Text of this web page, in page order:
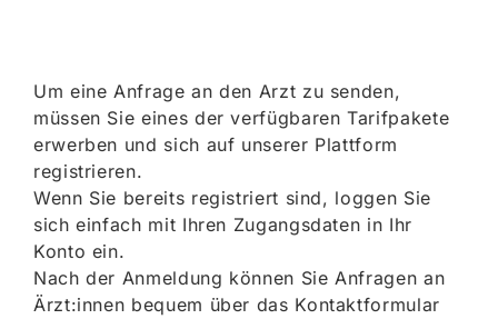
Um eine Anfrage an den Arzt zu senden,
müssen Sie eines der verfügbaren Tarifpakete
erwerben und sich auf unserer Plattform
registrieren.
Wenn Sie bereits registriert sind, loggen Sie
sich einfach mit Ihren Zugangsdaten in Ihr
Konto ein.
Nach der Anmeldung können Sie Anfragen an
Ärzt:innen bequem über das Kontaktformular